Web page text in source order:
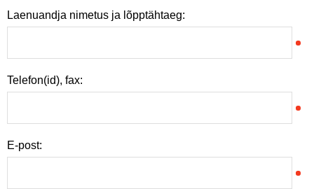
Laenuandja nimetus ja lõpptähtaeg:
Telefon(id), fax:
E-post: